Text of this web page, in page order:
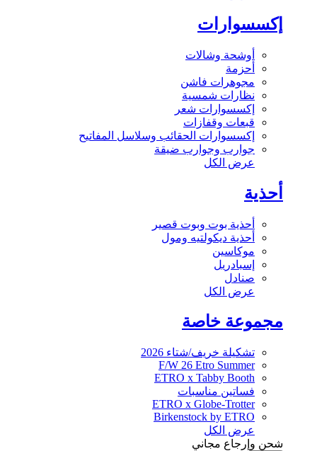
إكسسوارات
أوشحة وشالات
أحزمة
مجوهرات فاشن
نظارات شمسية
إكسسوارات شعر
قبعات وقفازات
إكسسوارات الحقائب وسلاسل المفاتيح
جوارب وجوارب ضيقة
عرض الكل
أحذية
أحذية بوت وبوت قصير
أحذية ديكولتيه ومول
موكاسين
إسبادريل
صنادل
عرض الكل
مجموعة خاصة
تشكيلة خريف/شتاء 2026
F/W 26 Etro Summer
ETRO x Tabby Booth
فساتين مناسبات
ETRO x Globe-Trotter
Birkenstock by ETRO
عرض الكل
شحن وإرجاع مجاني